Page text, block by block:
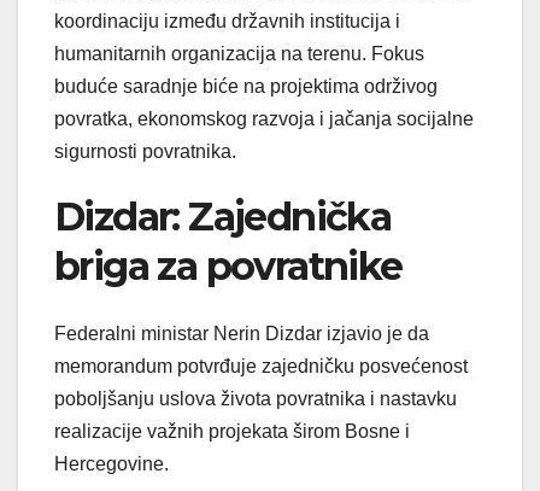
koordinaciju između državnih institucija i
humanitarnih organizacija na terenu. Fokus
buduće saradnje biće na projektima održivog
povratka, ekonomskog razvoja i jačanja socijalne
sigurnosti povratnika.
Dizdar: Zajednička
briga za povratnike
Federalni ministar Nerin Dizdar izjavio je da
memorandum potvrđuje zajedničku posvećenost
poboljšanju uslova života povratnika i nastavku
realizacije važnih projekata širom Bosne i
Hercegovine.